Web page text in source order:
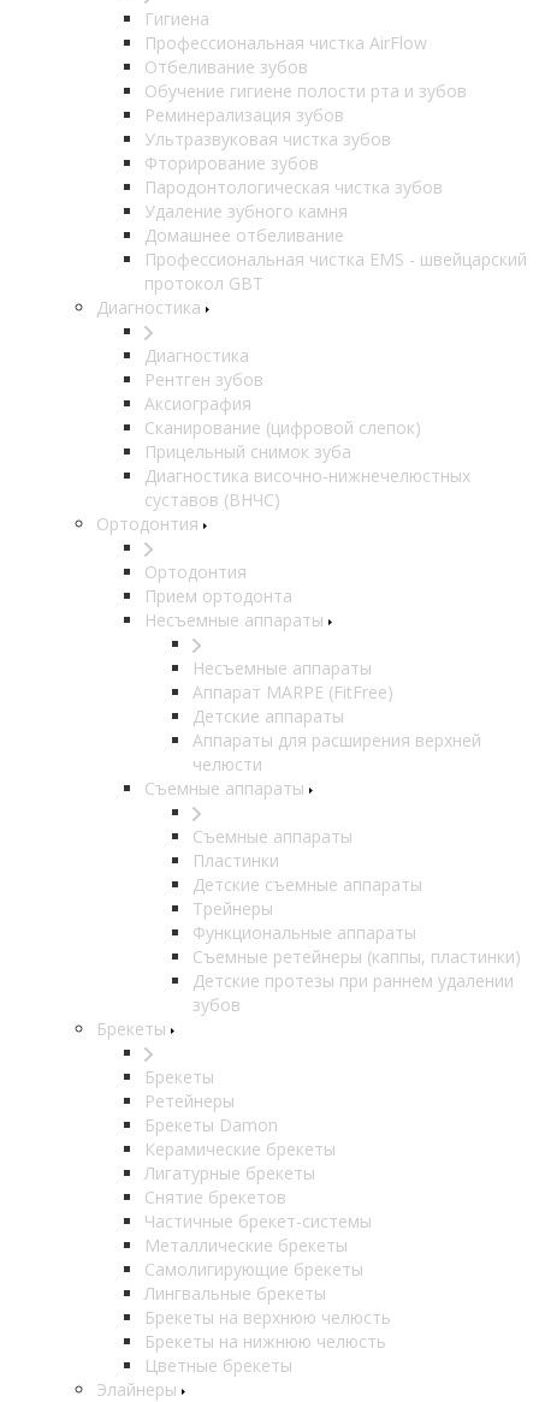
Гигиена
Профессиональная чистка AirFlow
Отбеливание зубов
Обучение гигиене полости рта и зубов
Реминерализация зубов
Ультразвуковая чистка зубов
Фторирование зубов
Пародонтологическая чистка зубов
Удаление зубного камня
Домашнее отбеливание
Профессиональная чистка EMS - швейцарский
протокол GBT
Диагностика
Диагностика
Рентген зубов
Аксиография
Сканирование (цифровой слепок)
Прицельный снимок зуба
Диагностика височно-нижнечелюстных
суставов (ВНЧС)
Ортодонтия
Ортодонтия
Прием ортодонта
Несъемные аппараты
Несъемные аппараты
Аппарат MARPE (FitFree)
Детские аппараты
Аппараты для расширения верхней
челюсти
Съемные аппараты
Съемные аппараты
Пластинки
Детские съемные аппараты
Трейнеры
Функциональные аппараты
Съемные ретейнеры (каппы, пластинки)
Детские протезы при раннем удалении
зубов
Брекеты
Брекеты
Ретейнеры
Брекеты Damon
Керамические брекеты
Лигатурные брекеты
Снятие брекетов
Частичные брекет-системы
Металлические брекеты
Самолигирующие брекеты
Лингвальные брекеты
Брекеты на верхнюю челюсть
Брекеты на нижнюю челюсть
Цветные брекеты
Элайнеры